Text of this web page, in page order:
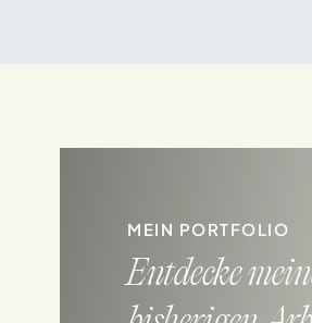
Entdecke
MEIN PORTFOLIO